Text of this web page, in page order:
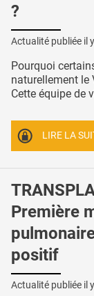
?
Actualité publiée il
Pourquoi
naturellement le
Cette équipe de
LIRE LA
Première
positif
Actualité publiée il